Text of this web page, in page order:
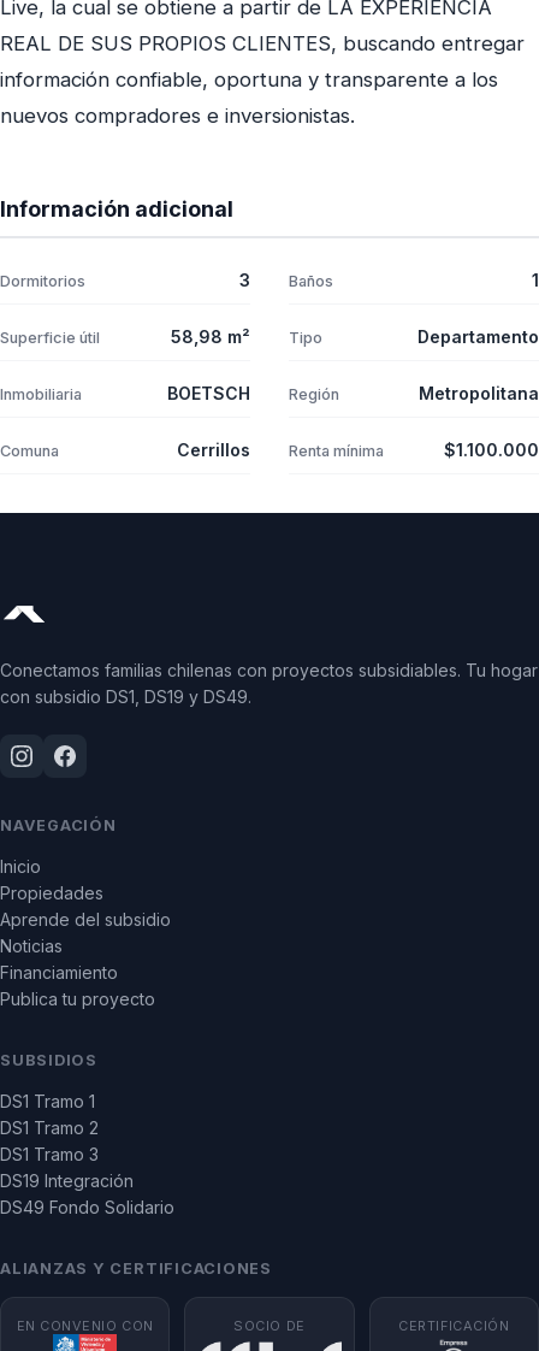
Live, la cual se obtiene a partir de LA EXPERIENCIA
REAL DE SUS PROPIOS CLIENTES, buscando entregar
información confiable, oportuna y transparente a los
nuevos compradores e inversionistas.
Información adicional
Dormitorios 3 Baños 1
Superficie útil 58,98 m² Tipo Departamento
Inmobiliaria BOETSCH Región Metropolitana
Comuna Cerrillos Renta mínima $1.100.000
Conectamos familias chilenas con proyectos subsidiables. Tu hogar
con subsidio DS1, DS19 y DS49.
NAVEGACIÓN
Inicio
Propiedades
Aprende del subsidio
Noticias
Financiamiento
Publica tu proyecto
SUBSIDIOS
DS1 Tramo 1
DS1 Tramo 2
DS1 Tramo 3
DS19 Integración
DS49 Fondo Solidario
ALIANZAS Y CERTIFICACIONES
EN CONVENIO CON SOCIO DE CERTIFICACIÓN